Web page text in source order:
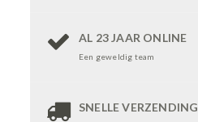
AL 23 JAAR ONLINE
Een geweldig team
SNELLE VERZENDING